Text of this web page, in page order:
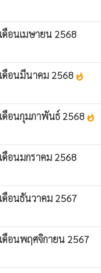
ดือนเมษายน 2568
ดือนมีนาคม 2568 whatshot
ดือนกุมภาพันธ์ 2568 whatshot
ดือนมกราคม 2568
ดือนธันวาคม 2567
ดือนพฤศจิกายน 2567